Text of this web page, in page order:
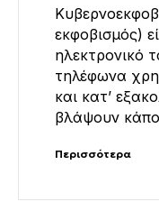
εκφοβισμός)
ηλεκτρονικό
τηλέφωνα
και κατ’
βλάψουν
Περισσότερα